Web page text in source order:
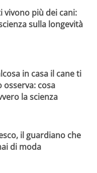
vivono più dei cani:
sulla longevità
in casa il cane ti
osserva: cosa
la scienza
il guardiano che
di moda